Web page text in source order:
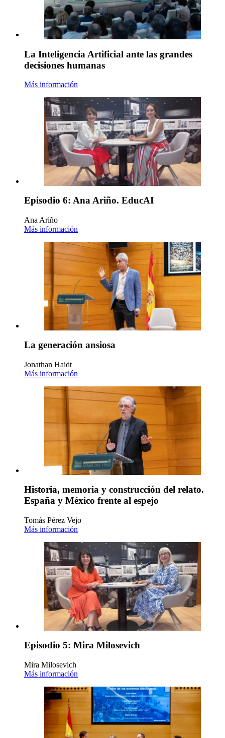
La Inteligencia Artificial ante las grandes
decisiones humanas
Más información
Episodio 6: Ana Ariño. EducAI
Ana Ariño
Más información
La generación ansiosa
Jonathan Haidt
Más información
Historia, memoria y construcción del relato.
España y México frente al espejo
Tomás Pérez Vejo
Más información
Episodio 5: Mira Milosevich
Mira Milosevich
Más información